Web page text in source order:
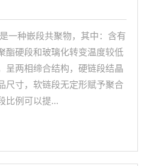
一种嵌段共聚物，其中：含有
酯硬段和玻璃化转变温度较低
呈两相缔合结构，硬链段结晶
尺寸，软链段无定形赋予聚合
比例可以提...